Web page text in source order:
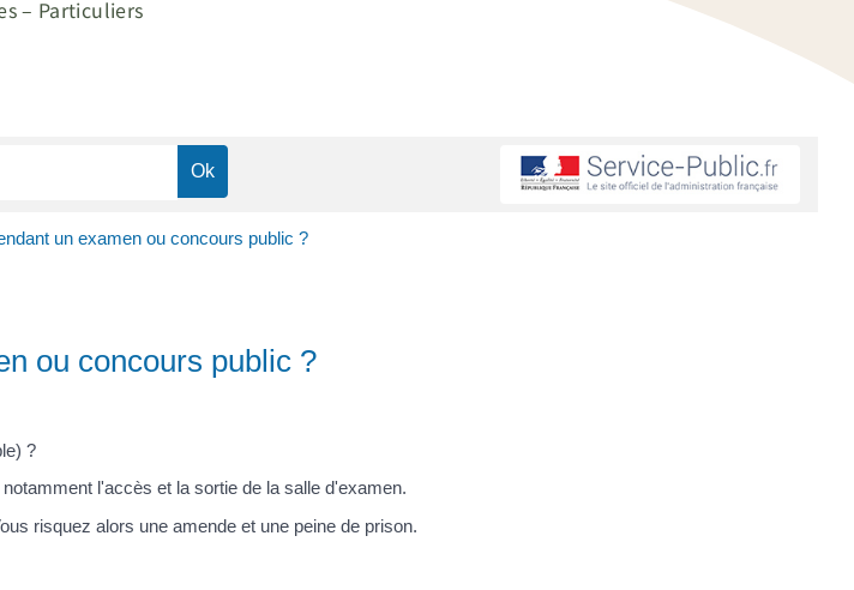
– Particuliers
un examen ou concours public ?
ou concours public ?
?
l'accès et la sortie de la salle d'examen.
risquez alors une amende et une peine de prison.